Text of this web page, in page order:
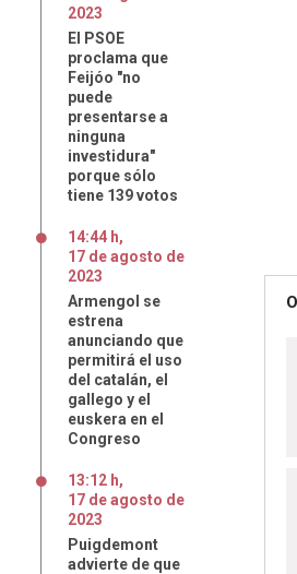
2023
El PSOE
proclama que
Feijóo "no
puede
presentarse a
ninguna
investidura"
porque sólo
tiene 139 votos
14:44 h,
17 deagosto de
2023
Armengol se
estrena
anunciando que
permitirá el uso
del catalán, el
gallego y el
euskera en el
Congreso
13:12 h,
17 deagosto de
2023
Puigdemont
advierte de que